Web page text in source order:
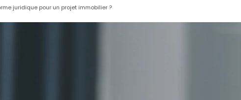
juridique pour un projet immobilier ?